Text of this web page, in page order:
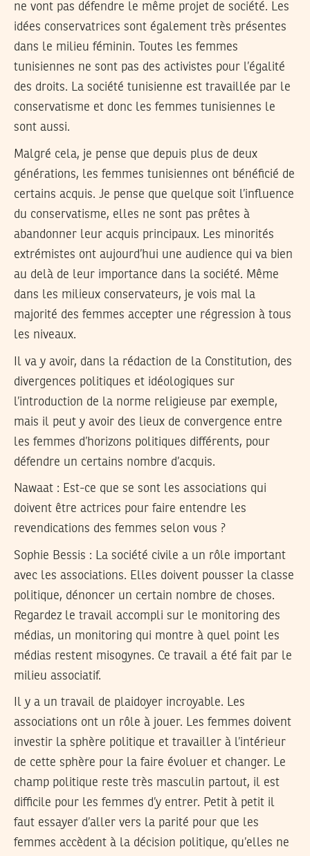
ne vont pas défendre le même projet de société. Les
idées conservatrices sont également très présentes
dans le milieu féminin. Toutes les femmes
tunisiennes ne sont pas des activistes pour l’égalité
des droits. La société tunisienne est travaillée par le
conservatisme et donc les femmes tunisiennes le
sont aussi.
Malgré cela, je pense que depuis plus de deux
générations, les femmes tunisiennes ont bénéficié de
certains acquis. Je pense que quelque soit l’influence
du conservatisme, elles ne sont pas prêtes à
abandonner leur acquis principaux. Les minorités
extrémistes ont aujourd’hui une audience qui va bien
au delà de leur importance dans la société. Même
dans les milieux conservateurs, je vois mal la
majorité des femmes accepter une régression à tous
les niveaux.
Il va y avoir, dans la rédaction de la Constitution, des
divergences politiques et idéologiques sur
l’introduction de la norme religieuse par exemple,
mais il peut y avoir des lieux de convergence entre
les femmes d’horizons politiques différents, pour
défendre un certains nombre d’acquis.
Nawaat : Est-ce que se sont les associations qui
doivent être actrices pour faire entendre les
revendications des femmes selon vous ?
Sophie Bessis : La société civile a un rôle important
avec les associations. Elles doivent pousser la classe
politique, dénoncer un certain nombre de choses.
Regardez le travail accompli sur le monitoring des
médias, un monitoring qui montre à quel point les
médias restent misogynes. Ce travail a été fait par le
milieu associatif.
Il y a un travail de plaidoyer incroyable. Les
associations ont un rôle à jouer. Les femmes doivent
investir la sphère politique et travailler à l’intérieur
de cette sphère pour la faire évoluer et changer. Le
champ politique reste très masculin partout, il est
difficile pour les femmes d’y entrer. Petit à petit il
faut essayer d’aller vers la parité pour que les
femmes accèdent à la décision politique, qu’elles ne